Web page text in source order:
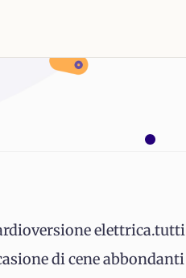
elettrica.tutti
di cene abbondanti